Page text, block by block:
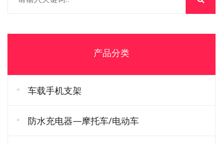
产品分类
车载手机支架
防水充电器—摩托车/电动车